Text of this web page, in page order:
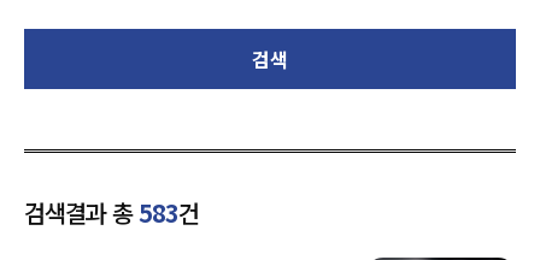
검색
검색결과 총583건